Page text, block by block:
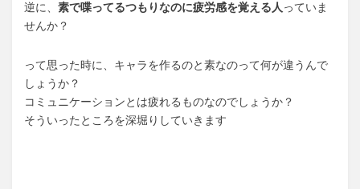
逆に、 素で喋ってるつもりなのに疲労感を覚える人 っていま
せんか？
って思った時に、キャラを作るのと素なのって何が違うんで
しょうか？
コミュニケーションとは疲れるものなのでしょうか？
そういったところを深堀りしていきます